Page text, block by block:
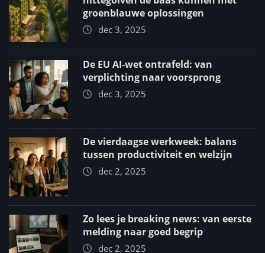
groenblauwe oplossingen
dec 3, 2025
De EU AI-wet ontrafeld: van
verplichting naar voorsprong
dec 3, 2025
De vierdaagse werkweek: balans
tussen productiviteit en welzijn
dec 2, 2025
Zo lees je breaking news: van eerste
melding naar goed begrip
dec 2, 2025